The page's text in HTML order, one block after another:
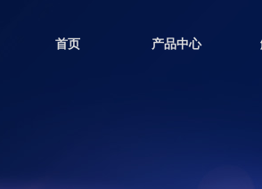
首页 产品中心